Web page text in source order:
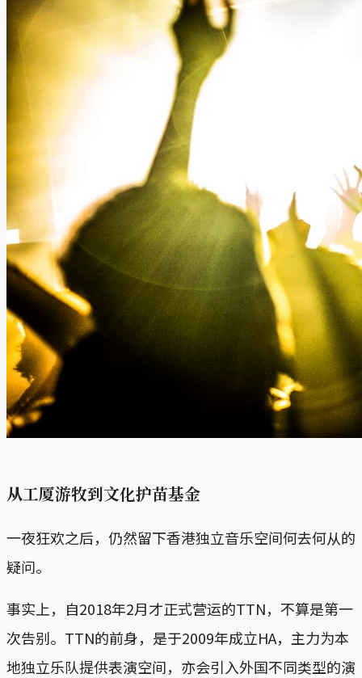
从工厦游牧到文化护苗基金
一夜狂欢之后，仍然留下香港独立音乐空间何去何从的
疑问。
事实上，自2018年2月才正式营运的TTN，不算是第一
次告别。TTN的前身，是于2009年成立HA，主力为本
地独立乐队提供表演空间，亦会引入外国不同类型的演